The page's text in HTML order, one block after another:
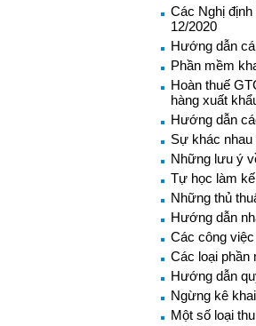
Các Nghị
12/2020
Hướng dẫn
Phần mềm
Hoàn thuế
hàng xuất
Hướng dẫn
Sự khác nhau
Những lưu ý
Tự học làm
Những thủ
Hướng dẫn
Các công
Các loại phần
Hướng dẫn
Ngừng kê
Một số loại